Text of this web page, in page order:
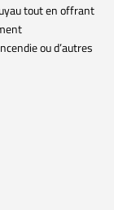
tout en offrant
ou d’autres